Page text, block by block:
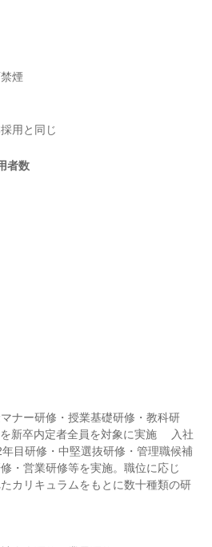
煙
者数
ナー研修・授業基礎研修・教科研
新卒内定者全員を対象に実施 　入社
目研修・中堅選抜研修・管理職候補
・営業研修等を実施。職位に応じ
カリキュラムをもとに数十種類の研